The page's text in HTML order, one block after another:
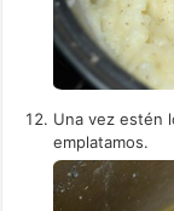
Una vez estén
emplatamos.